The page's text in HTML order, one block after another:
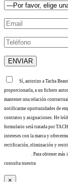
Sí, autorizo a Tacha
proporcionarla, a un fichero
mantener una relación
notificarme oportunidades de
contratos y asignaciones. He
formulario será tratada por
intereses con la marca y
rectificación, eliminación y
. Para obtener
consulta nuestra
×